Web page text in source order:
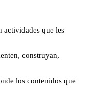
actividades que les
construyan,
los contenidos que